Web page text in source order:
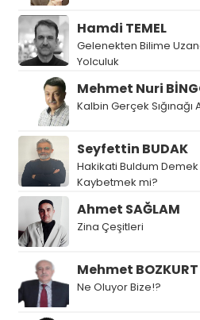
Hamdi TEMEL
Gelenekten Bilime
Yolculuk
Mehmet Nuri
Kalbin Gerçek Sığınağı
Seyfettin BUDAK
Hakikati Buldum Demek
Kaybetmek mi?
Ahmet SAĞLAM
Zina Çeşitleri
Mehmet BOZKURT
Ne Oluyor Bize!?